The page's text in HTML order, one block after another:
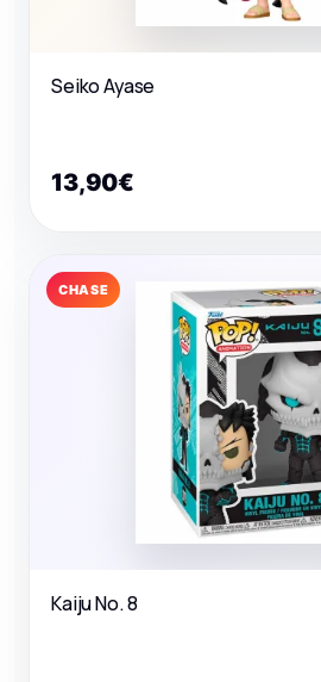
Seiko Ayase
13,90€
CHASE
Kaiju No. 8